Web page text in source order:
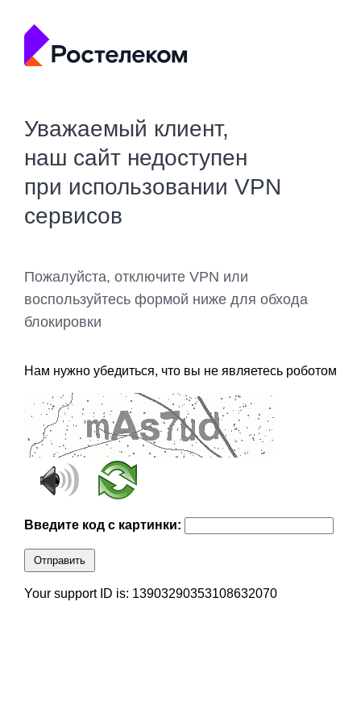
Уважаемый клиент,
наш сайт недоступен
при использовании VPN
сервисов
Пожалуйста, отключите VPN или
воспользуйтесь формой ниже для обхода
блокировки
Нам нужно убедиться, что вы не являетесь роботом
Введите код с картинки:
Отправить
Your support ID is: 13903290353108632070